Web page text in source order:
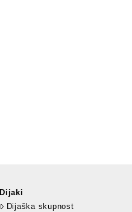
Dijaki
Dijaška skupnost